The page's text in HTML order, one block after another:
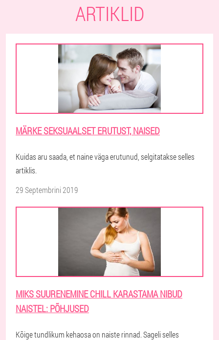
ARTIKLID
MÄRKE SEKSUAALSET ERUTUST, NAISED
Kuidas aru saada, et naine väga erutunud, selgitatakse selles
artiklis.
29 Septembrini 2019
MIKS SUURENEMINE CHILL KARASTAMA NIBUD
NAISTEL: PÕHJUSED
Kõige tundlikum kehaosa on naiste rinnad. Sageli selles